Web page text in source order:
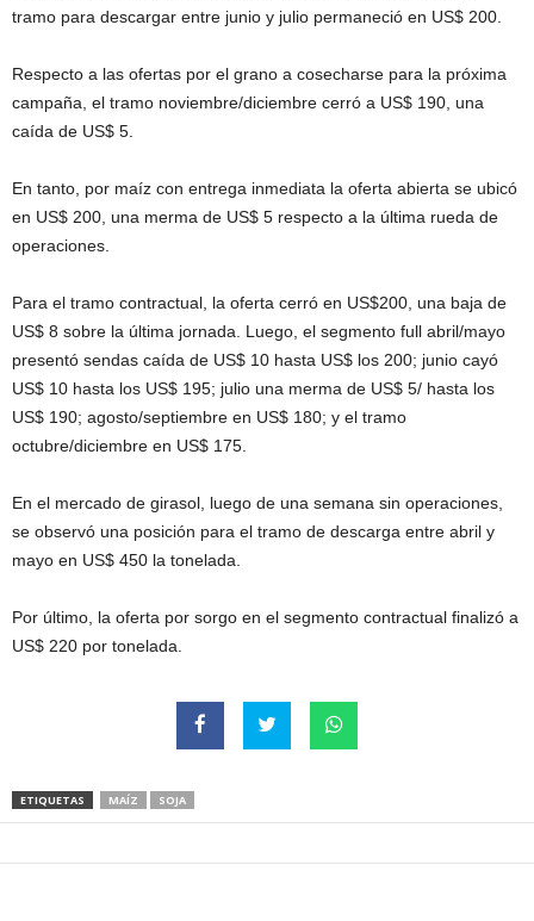
tramo para descargar entre junio y julio permaneció en US$ 200.
Respecto a las ofertas por el grano a cosecharse para la próxima
campaña, el tramo noviembre/diciembre cerró a US$ 190, una
caída de US$ 5.
En tanto, por maíz con entrega inmediata la oferta abierta se ubicó
en US$ 200, una merma de US$ 5 respecto a la última rueda de
operaciones.
Para el tramo contractual, la oferta cerró en US$200, una baja de
US$ 8 sobre la última jornada. Luego, el segmento full abril/mayo
presentó sendas caída de US$ 10 hasta US$ los 200; junio cayó
US$ 10 hasta los US$ 195; julio una merma de US$ 5/ hasta los
US$ 190; agosto/septiembre en US$ 180; y el tramo
octubre/diciembre en US$ 175.
En el mercado de girasol, luego de una semana sin operaciones,
se observó una posición para el tramo de descarga entre abril y
mayo en US$ 450 la tonelada.
Por último, la oferta por sorgo en el segmento contractual finalizó a
US$ 220 por tonelada.
ETIQUETAS MAÍZ SOJA